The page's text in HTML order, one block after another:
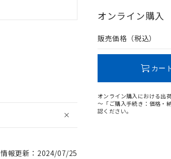
情報更新：2024/07/25
オンライン購入
販売価格（税込）
カー
オンライン購入における出
～「ご購入手続き：価格・
認ください。